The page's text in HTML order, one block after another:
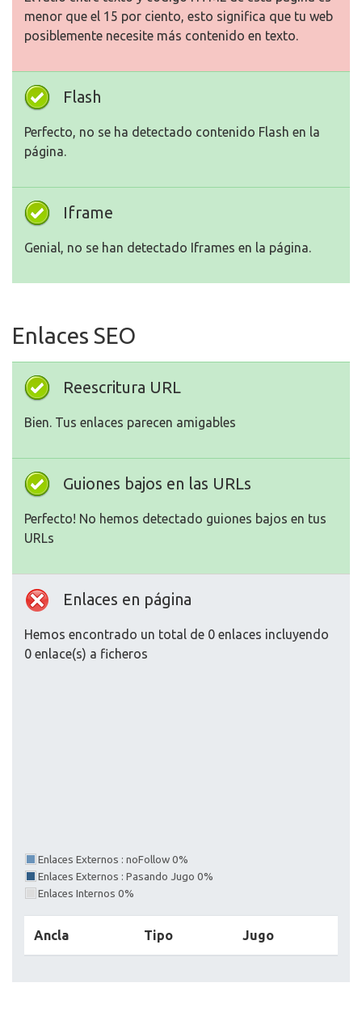
menor que el 15 por ciento, esto significa que tu web
posiblemente necesite más contenido en texto.
Flash
Perfecto, no se ha detectado contenido Flash en la
página.
Iframe
Genial, no se han detectado Iframes en la página.
Enlaces SEO
Reescritura URL
Bien. Tus enlaces parecen amigables
Guiones bajos en las URLs
Perfecto! No hemos detectado guiones bajos en tus
URLs
Enlaces en página
Hemos encontrado un total de 0 enlaces incluyendo
0 enlace(s) a ficheros
Enlaces Externos : noFollow 0%
Enlaces Externos : Pasando Jugo 0%
Enlaces Internos 0%
Ancla Tipo Jugo